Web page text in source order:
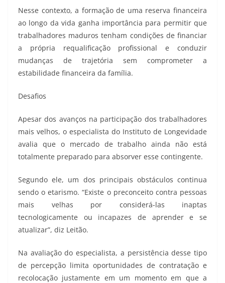
Nesse contexto, a formação de uma reserva financeira
ao longo da vida ganha importância para permitir que
trabalhadores maduros tenham condições de financiar
a própria requalificação profissional e conduzir
mudanças de trajetória sem comprometer a
estabilidade financeira da família.
Desafios
Apesar dos avanços na participação dos trabalhadores
mais velhos, o especialista do Instituto de Longevidade
avalia que o mercado de trabalho ainda não está
totalmente preparado para absorver esse contingente.
Segundo ele, um dos principais obstáculos continua
sendo o etarismo. “Existe o preconceito contra pessoas
mais velhas por considerá-las inaptas
tecnologicamente ou incapazes de aprender e se
atualizar”, diz Leitão.
Na avaliação do especialista, a persistência desse tipo
de percepção limita oportunidades de contratação e
recolocação justamente em um momento em que a